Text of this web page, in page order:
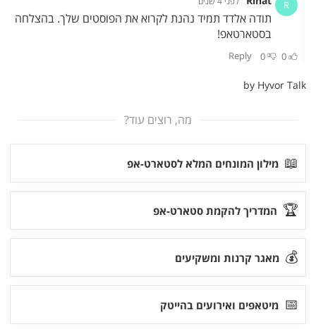
מה, רוצים עוד?
📖 מילון המונחים המלא לסטארט-אפ
🏆 המדריך להקמת סטארט-אפ
💰 מאגר קרנות ומשקיעים
📅 מיטאפים ואירועים בהייטק